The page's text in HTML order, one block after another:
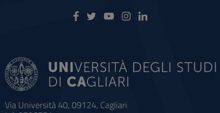
Via Università 40, 09124, Cagliari